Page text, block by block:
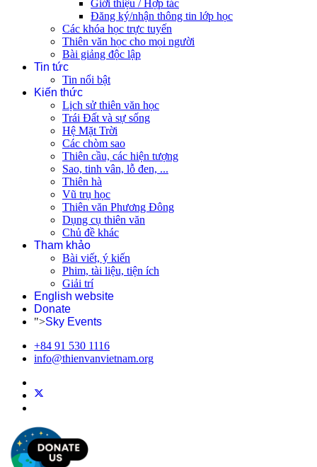
Giới thiệu / Hợp tác
Đăng ký/nhận thông tin lớp học
Các khóa học trực tuyến
Thiên văn học cho mọi người
Bài giảng độc lập
Tin tức
Tin nổi bật
Kiến thức
Lịch sử thiên văn học
Trái Đất và sự sống
Hệ Mặt Trời
Các chòm sao
Thiên cầu, các hiện tượng
Sao, tinh vân, lỗ đen, ...
Thiên hà
Vũ trụ học
Thiên văn Phương Đông
Dụng cụ thiên văn
Chủ đề khác
Tham khảo
Bài viết, ý kiến
Phim, tài liệu, tiện ích
Giải trí
English website
Donate
">Sky Events
+84 91 530 1116
info@thienvanvietnam.org